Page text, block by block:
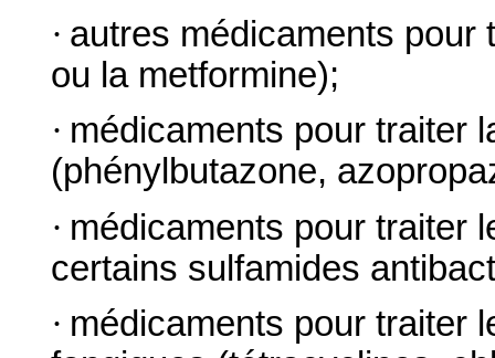
· autres médicaments pour
ou la metformine);
· médicaments pour traiter
(phénylbutazone,
· médicaments pour traiter
certains sulfamides
· médicaments pour traiter